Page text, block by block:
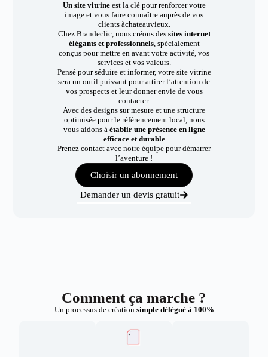
Un site vitrineest la clé pour renforcer votre
image et vous faire connaître auprès de vos
clients àchateauvieux.
Chez Brandeclic, nous créons dessites internet
élégants et professionnels, spécialement
conçus pour mettre en avant votre activité, vos
services et vos valeurs.
Pensé pour séduire et informer, votre site vitrine
sera un outil puissant pour attirer l’attention de
vos prospects et leur donner envie de vous
contacter.
Avec des designs sur mesure et une structure
optimisée pour le référencement local, nous
vous aidons à établir une présence en ligne
efficace et durable
Prenez contact avec notre équipe pour démarrer
l’aventure !
Choisir un abonnement
Demander un devis gratuit
Comment ça marche ?
Un processus de création simple délégué à 100%